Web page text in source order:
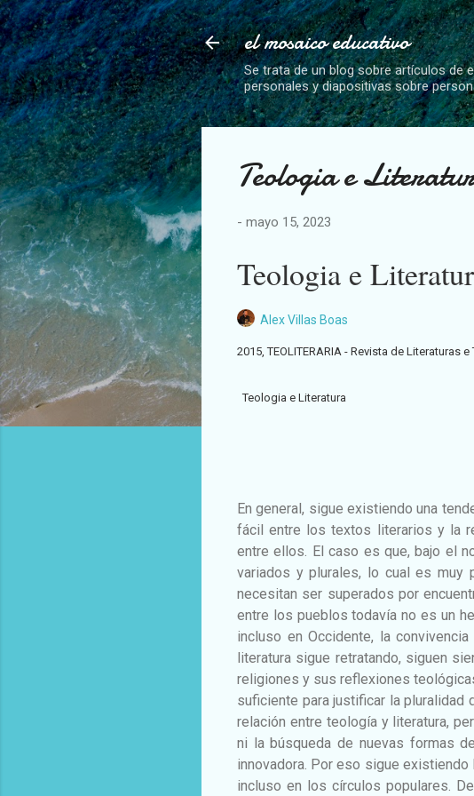
el mosaico educativo
Se trata de un blog sobre artículos de
personales y diapositivas sobre
Teologia e
- mayo 15, 2023
Teologia e
Alex Villas Boas
2015, TEOLITERARIA - Revista de Literaturas
Teologia e Literatura
En general, sigue existiendo una
fácil entre los textos literarios y la
entre ellos. El caso es que, bajo el
variados y plurales, lo cual es muy
necesitan ser superados por
entre los pueblos todavía no es un
incluso en Occidente, la
literatura sigue retratando, siguen
religiones y sus reflexiones
suficiente para justificar la
relación entre teología y literatura,
ni la búsqueda de nuevas formas
innovadora. Por eso sigue
incluso en los círculos populares.